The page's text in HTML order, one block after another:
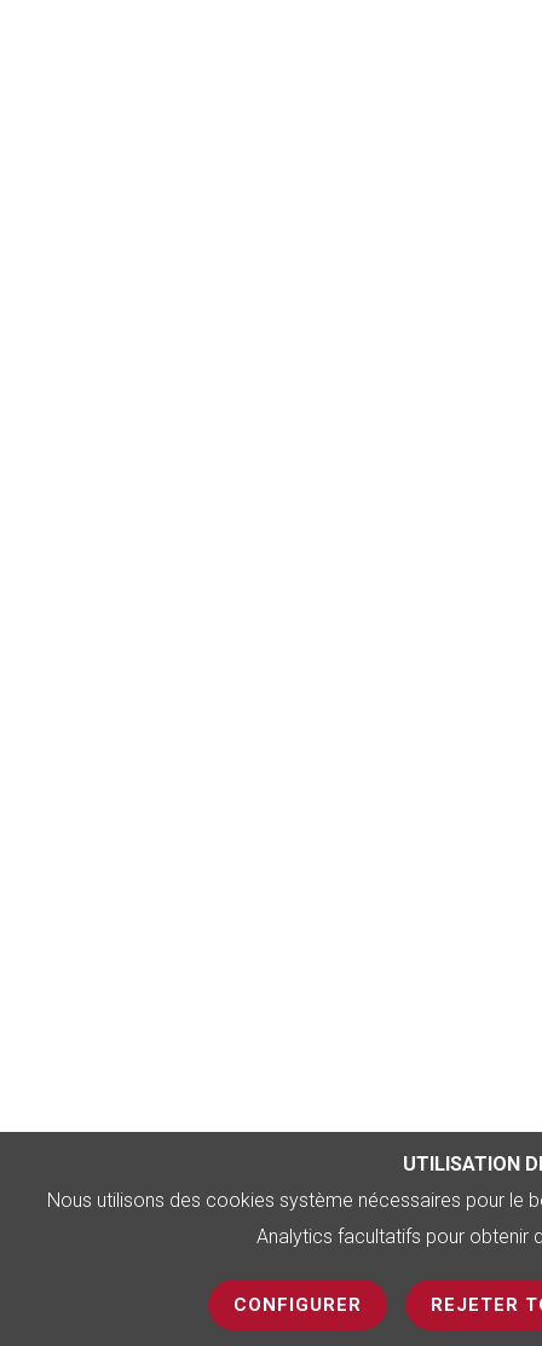
UTILISATION
Nous utilisons des cookies système nécessaires pour le
Analytics facultatifs pour obtenir
CONFIGURER REJETER